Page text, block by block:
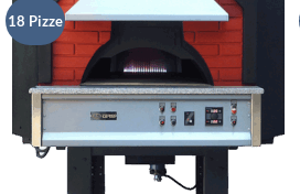
18 Pizze